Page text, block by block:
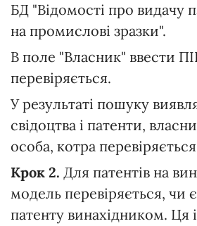
БД "Відомості про видачу
на промислові зразки".
В поле "Власник" ввести
перевіряється.
У результаті пошуку
свідоцтва і патенти,
особа, котра
Крок 2. Для патентів на
модель перевіряється, чи
патенту винахідником. Ця